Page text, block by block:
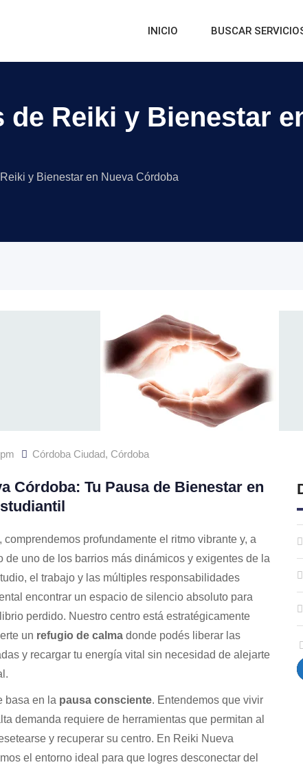
INICIO BUSCAR
de Reiki y Bienestar
y Bienestar en Nueva Córdoba
Córdoba Ciudad, Córdoba
Córdoba: Tu Pausa de Bienestar en
comprendemos profundamente el ritmo vibrante y, a
de uno de los barrios más dinámicos y exigentes de la
el trabajo y las múltiples responsabilidades
encontrar un espacio de silencio absoluto para
perdido. Nuestro centro está estratégicamente
un refugio de calmadonde podés liberar las
y recargar tu energía vital sin necesidad de alejarte
basa en la pausa consciente. Entendemos que vivir
demanda requiere de herramientas que permitan al
y recuperar su centro. En Reiki Nueva
el entorno ideal para que logres desconectar del